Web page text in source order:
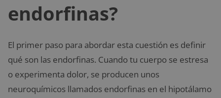
endorfinas?
El primer paso para abordar esta cuestión es definir
qué son las endorfinas. Cuando tu cuerpo se estresa
o experimenta dolor, se producen unos
neuroquímicos llamados endorfinas en el hipotálamo